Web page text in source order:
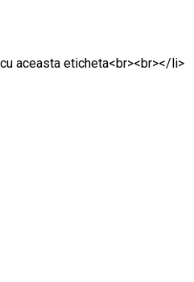
aceasta eticheta<br><br></li>